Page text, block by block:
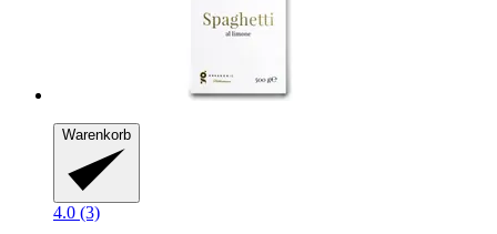
Warenkorb
4.0 (3)